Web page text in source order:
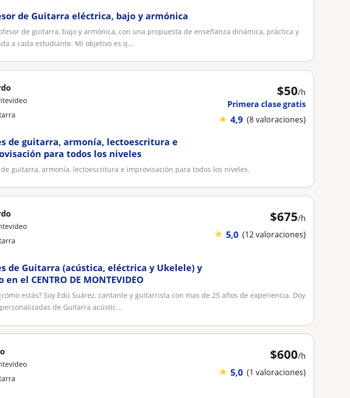
de Guitarra eléctrica, bajo y armónica
de guitarra, bajo y armónica, con una propuesta de enseñanza dinámica, práctica y
a cada estudiante. Mi objetivo es q...
$50/h
Primera clase gratis
★ 4,9 (8 valoraciones)
de guitarra, armonía, lectoescritura e
para todos los niveles
de guitarra, armonía, lectoescritura e improvisación para todos los niveles.
$675/h
★ 5,0 (12 valoraciones)
de Guitarra (acústica, eléctrica y Ukelele) y
en el CENTRO DE MONTEVIDEO
estás? Soy Edú Suárez, cantante y guitarrista con mas de 25 años de experiencia. Doy
de Guitarra acústic...
$600/h
★ 5,0 (1 valoraciones)